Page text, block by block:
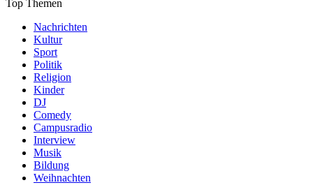
Top Themen
Nachrichten
Kultur
Sport
Politik
Religion
Kinder
DJ
Comedy
Campusradio
Interview
Musik
Bildung
Weihnachten